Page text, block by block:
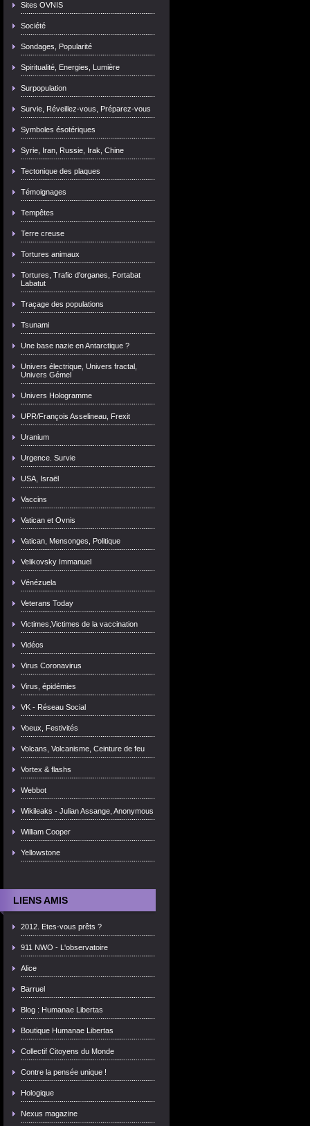
Sites OVNIS
Société
Sondages, Popularité
Spiritualité, Energies, Lumière
Surpopulation
Survie, Réveillez-vous, Préparez-vous
Symboles ésotériques
Syrie, Iran, Russie, Irak, Chine
Tectonique des plaques
Témoignages
Tempêtes
Terre creuse
Tortures animaux
Tortures, Trafic d'organes, Fortabat
Labatut
Traçage des populations
Tsunami
Une base nazie en Antarctique ?
Univers électrique, Univers fractal,
Univers Gémel
Univers Hologramme
UPR/François Asselineau, Frexit
Uranium
Urgence. Survie
USA, Israël
Vaccins
Vatican et Ovnis
Vatican, Mensonges, Politique
Velikovsky Immanuel
Vénézuela
Veterans Today
Victimes,Victimes de la vaccination
Vidéos
Virus Coronavirus
Virus, épidémies
VK - Réseau Social
Voeux, Festivités
Volcans, Volcanisme, Ceinture de feu
Vortex & flashs
Webbot
Wikileaks - Julian Assange, Anonymous
William Cooper
Yellowstone
LIENS AMIS
2012. Etes-vous prêts ?
911 NWO - L'observatoire
Alice
Barruel
Blog : Humanae Libertas
Boutique Humanae Libertas
Collectif Citoyens du Monde
Contre la pensée unique !
Hologique
Nexus magazine